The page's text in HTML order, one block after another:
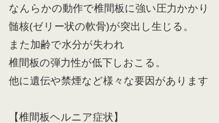
なんらかの動作で椎間板に強い圧力かかり
髄核(ゼリー状の軟骨)が突出し生じる。
また加齢で水分が失われ
椎間板の弾力性が低下しおこる。
他に遺伝や禁煙など様々な要因があります
【椎間板ヘルニア症状】